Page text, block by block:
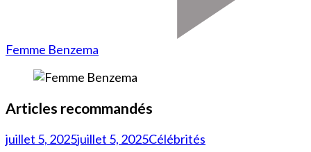
Femme Benzema
Articles recommandés
juillet 5, 2025juillet 5, 2025Célébrités